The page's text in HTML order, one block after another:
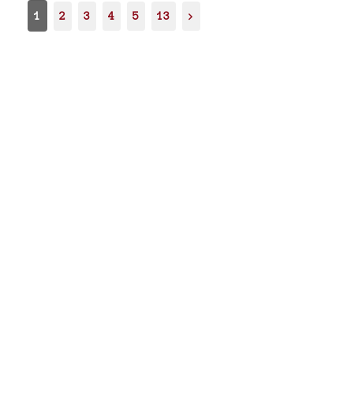
1 2 3 4 5 13 >